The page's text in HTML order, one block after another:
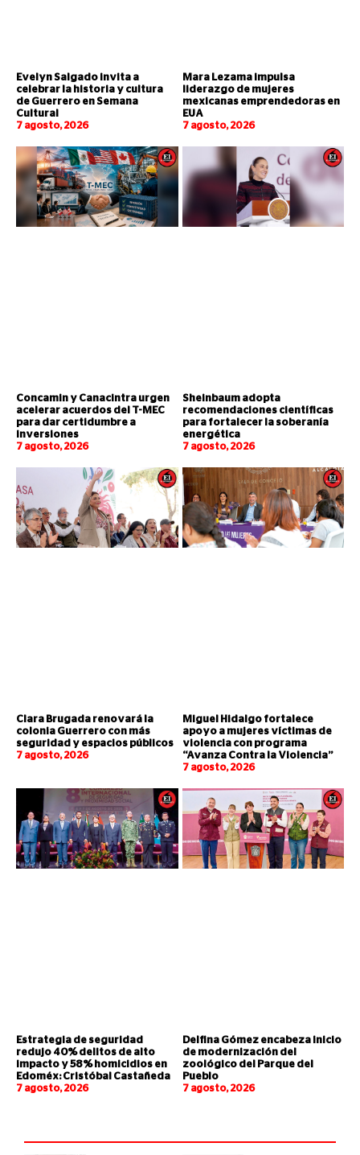
Evelyn Salgado invita a
celebrar la historia y cultura
de Guerrero en Semana
Cultural
7 agosto, 2026
Mara Lezama impulsa
liderazgo de mujeres
mexicanas emprendedoras en
EUA
7 agosto, 2026
Concamin y Canacintra urgen
acelerar acuerdos del T-MEC
para dar certidumbre a
inversiones
7 agosto, 2026
Sheinbaum adopta
recomendaciones científicas
para fortalecer la soberanía
energética
7 agosto, 2026
Clara Brugada renovará la
colonia Guerrero con más
seguridad y espacios públicos
7 agosto, 2026
Miguel Hidalgo fortalece
apoyo a mujeres víctimas de
violencia con programa
“Avanza Contra la Violencia”
7 agosto, 2026
Estrategia de seguridad
redujo 40% delitos de alto
impacto y 58% homicidios en
Edoméx: Cristóbal Castañeda
7 agosto, 2026
Delfina Gómez encabeza inicio
de modernización del
zoológico del Parque del
Pueblo
7 agosto, 2026